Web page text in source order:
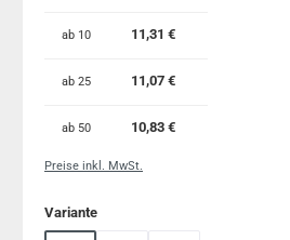
ab 10 11,31 €
ab 25 11,07 €
ab 50 10,83 €
Preise inkl. MwSt.
Varianteauswählen